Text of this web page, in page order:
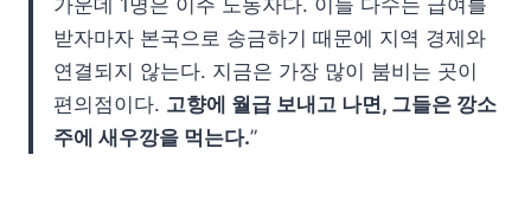
가운데 1명은 이주 노동자다. 이들 다수는 급여를
받자마자 본국으로 송금하기 때문에 지역 경제와
연결되지 않는다. 지금은 가장 많이 붐비는 곳이
편의점이다. 고향에 월급 보내고 나면, 그들은 깡소
주에 새우깡을 먹는다.”